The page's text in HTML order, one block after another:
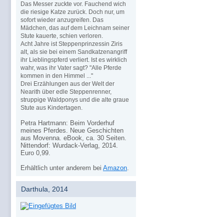
Das Messer zuckte vor. Fauchend wich
die riesige Katze zurück. Doch nur, um
sofort wieder anzugreifen. Das
Mädchen, das auf dem Leichnam seiner
Stute kauerte, schien verloren.
Acht Jahre ist Steppenprinzessin Ziris
alt, als sie bei einem Sandkatzenangriff
ihr Lieblingspferd verliert. Ist es wirklich
wahr, was ihr Vater sagt? "Alle Pferde
kommen in den Himmel ..."
Drei Erzählungen aus der Welt der
Nearith über edle Steppenrenner,
struppige Waldponys und die alte graue
Stute aus Kindertagen.
Petra Hartmann: Beim Vorderhuf
meines Pferdes. Neue Geschichten
aus Movenna. eBook, ca. 30 Seiten.
Nittendorf: Wurdack-Verlag, 2014.
Euro 0,99.
Erhältlich unter anderem bei Amazon.
Darthula, 2014